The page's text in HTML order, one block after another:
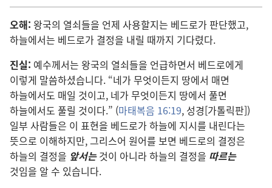
오해: 왕국의 열쇠들을 언제 사용할지는 베드로가 판단했고,
하늘에서는 베드로가 결정을 내릴 때까지 기다렸다.
진실: 예수께서는 왕국의 열쇠들을 언급하면서 베드로에게
이렇게 말씀하셨습니다. “네가 무엇이든지 땅에서 매면
하늘에서도 매일 것이고, 네가 무엇이든지 땅에서 풀면
하늘에서도 풀릴 것이다.” (마태복음 16:19, 성경[가톨릭판])
일부 사람들은 이 표현을 베드로가 하늘에 지시를 내린다는
뜻으로 이해하지만, 그리스어 원어를 보면 베드로의 결정은
하늘의 결정을 앞서는것이 아니라 하늘의 결정을 따르는
것임을 알 수 있습니다.